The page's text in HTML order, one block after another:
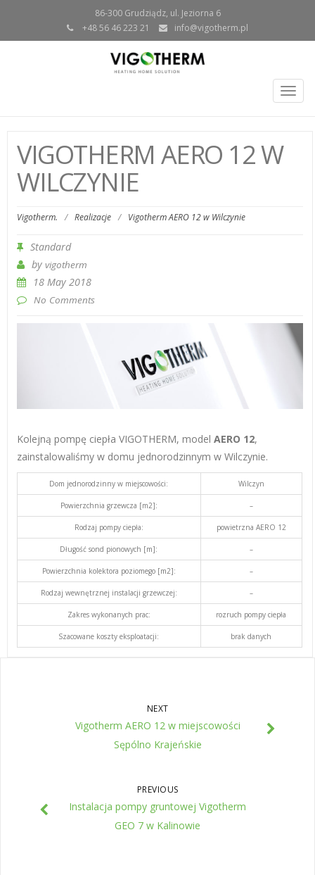
86-300 Grudziądz, ul. Jeziorna 6
+48 56 46 223 21
info@vigotherm.pl
VIGOTHERM AERO 12 W
WILCZYNIE
Vigotherm. / Realizacje / Vigotherm AERO 12 w Wilczynie
Standard
by vigotherm
18 May 2018
No Comments
Kolejną pompę ciepła VIGOTHERM, model AERO 12,
zainstalowaliśmy w domu jednorodzinnym w Wilczynie.
Dom jednorodzinny w miejscowości: Wilczyn
Powierzchnia grzewcza [m2]: –
Rodzaj pompy ciepła: powietrzna AERO 12
Długość sond pionowych [m]: –
Powierzchnia kolektora poziomego [m2]: –
Rodzaj wewnętrznej instalacji grzewczej: –
Zakres wykonanych prac: rozruch pompy ciepła
Szacowane koszty eksploatacji: brak danych
NEXT
Vigotherm AERO 12 w miejscowości
Sępólno Krajeńskie
PREVIOUS
Instalacja pompy gruntowej Vigotherm
GEO 7 w Kalinowie